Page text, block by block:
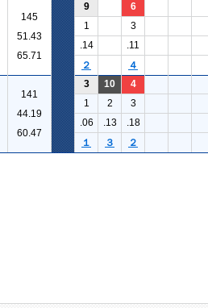
145
51.43
65.71
9 6
1
3
.14
.11
２
４
141
44.19
60.47
3 10 4
1 2
3
.06
.13
.18
１
３ ２